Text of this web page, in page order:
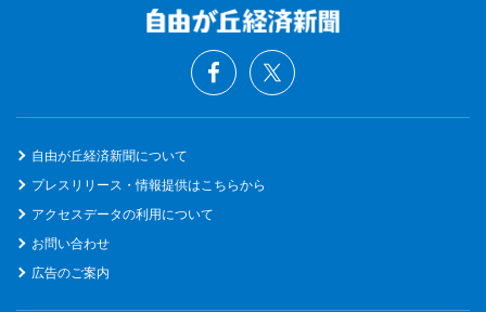
自由が丘経済新聞について
プレスリリース・情報提供はこちらから
アクセスデータの利用について
お問い合わせ
広告のご案内